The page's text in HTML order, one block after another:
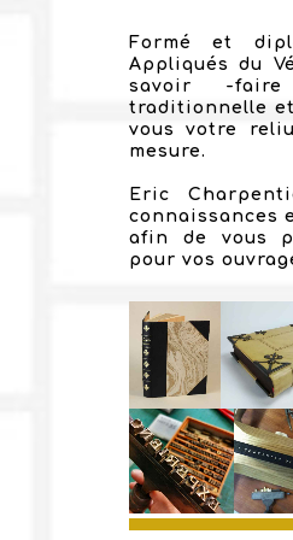
Formé et
Appliqués du
savoir -
traditionnelle
vous votre
mesure.
Eric
connaissances
afin de vous
pour vos